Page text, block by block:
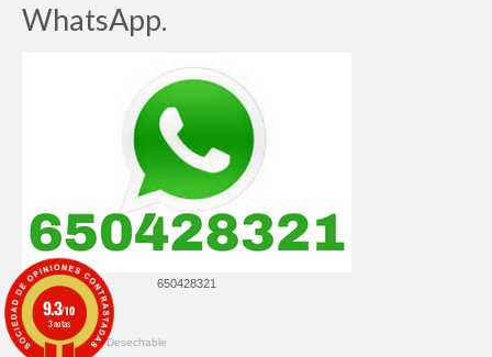
WhatsApp.
650428321
© 2026 ✔️ Ropa Desechable
9.3/10
3 notas